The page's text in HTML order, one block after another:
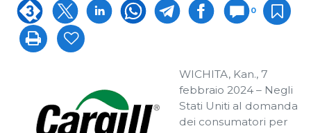
0
WICHITA, Kan., 7
febbraio 2024 – Negli
Stati Uniti al domanda
dei consumatori per